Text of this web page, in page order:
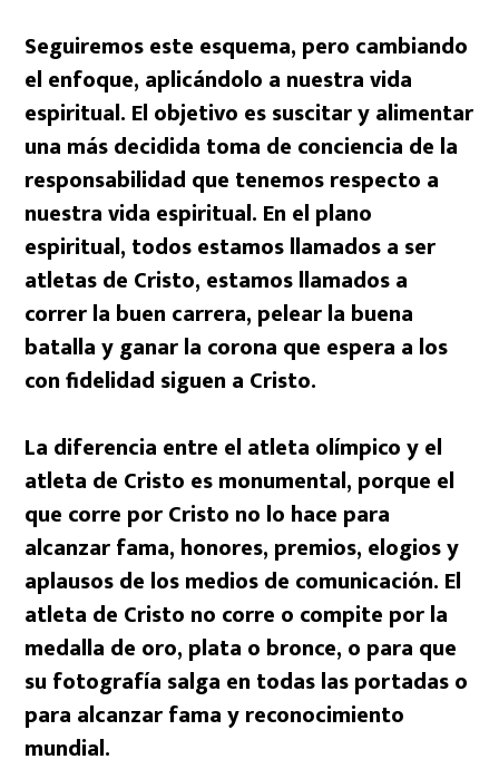
Seguiremos este esquema, pero cambiando
el enfoque, aplicándolo a nuestra vida
espiritual. El objetivo es suscitar y alimentar
una más decidida toma de conciencia de la
responsabilidad que tenemos respecto a
nuestra vida espiritual. En el plano
espiritual, todos estamos llamados a ser
atletas de Cristo, estamos llamados a
correr la buen carrera, pelear la buena
batalla y ganar la corona que espera a los
con fidelidad siguen a Cristo.
La diferencia entre el atleta olímpico y el
atleta de Cristo es monumental, porque el
que corre por Cristo no lo hace para
alcanzar fama, honores, premios, elogios y
aplausos de los medios de comunicación. El
atleta de Cristo no corre o compite por la
medalla de oro, plata o bronce, o para que
su fotografía salga en todas las portadas o
para alcanzar fama y reconocimiento
mundial.